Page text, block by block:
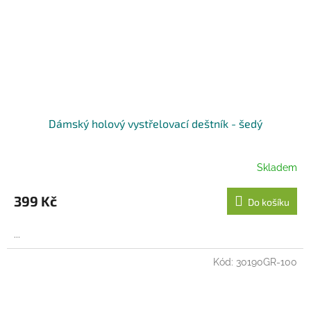
Dámský holový vystřelovací deštník - šedý
Skladem
399 Kč Do košíku
...
Kód: 30190GR-100